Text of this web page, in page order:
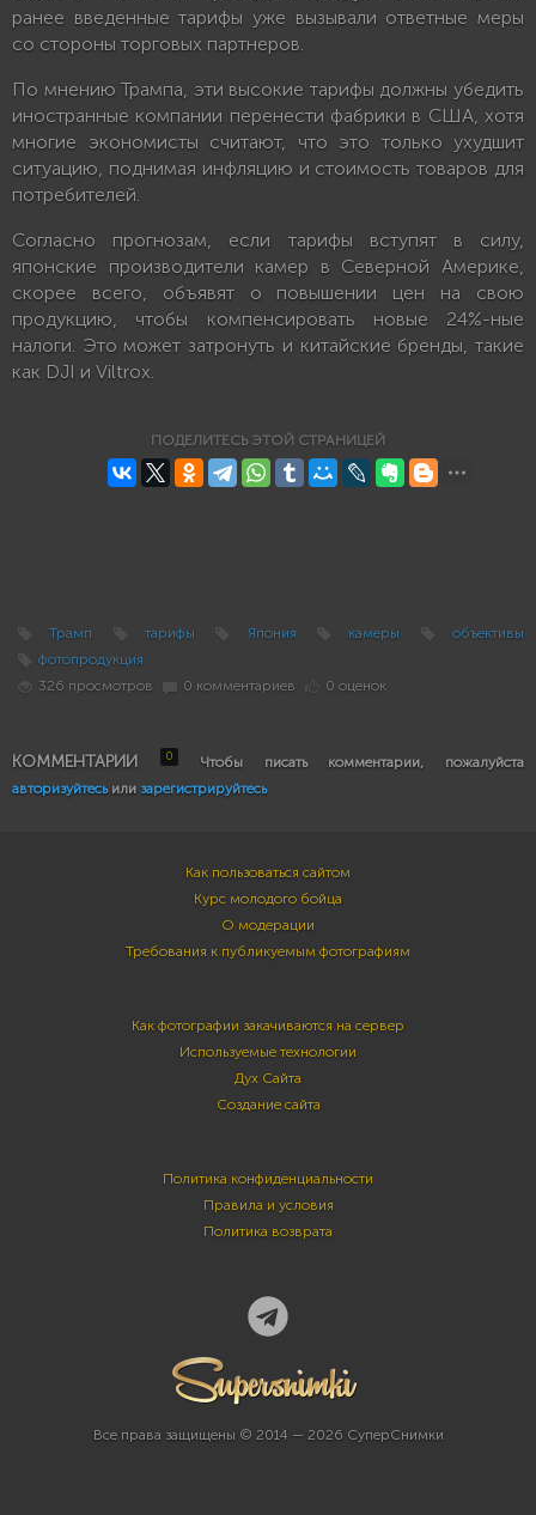
ранее введенные тарифы уже вызывали ответные меры
со стороны торговых партнеров.
По мнению Трампа, эти высокие тарифы должны убедить
иностранные компании перенести фабрики в США, хотя
многие экономисты считают, что это только ухудшит
ситуацию, поднимая инфляцию и стоимость товаров для
потребителей.
Согласно прогнозам, если тарифы вступят в силу,
японские производители камер в Северной Америке,
скорее всего, объявят о повышении цен на свою
продукцию, чтобы компенсировать новые 24%-ные
налоги. Это может затронуть и китайские бренды, такие
как DJI и Viltrox.
ПОДЕЛИТЕСЬ ЭТОЙ СТРАНИЦЕЙ
Трамп тарифы Япония камеры
объективы
фотопродукция
326 просмотров
0 комментариев 0 оценок
КОММЕНТАРИИ 0
Чтобы писать комментарии, пожалуйста
авторизуйтесьили зарегистрируйтесь
Как пользоваться сайтом
Курс молодого бойца
О модерации
Требования к публикуемым фотографиям
Как фотографии закачиваются на сервер
Используемые технологии
Дух Сайта
Создание сайта
Политика конфиденциальности
Правила и условия
Политика возврата
Все права защищены © 2014 — 2026 СуперСнимки